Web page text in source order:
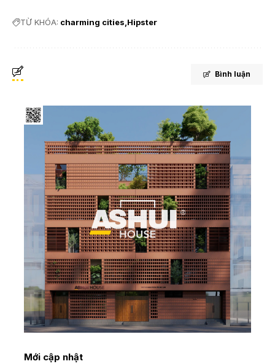
TỪ KHÓA: charming cities Hipster
Bình luận
Mới cập nhật